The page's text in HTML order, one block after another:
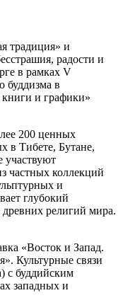
традиция» и
радости и
в рамках V
буддизма в
книги и графики»
200 ценных
в Тибете, Бутане,
частных коллекций
и
глубокий
религий мира.
«Восток и Запад.
Культурные связи
с буддийским
западных и